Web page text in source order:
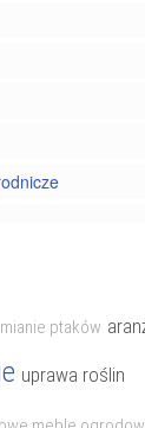
ptaków
uprawa roślin